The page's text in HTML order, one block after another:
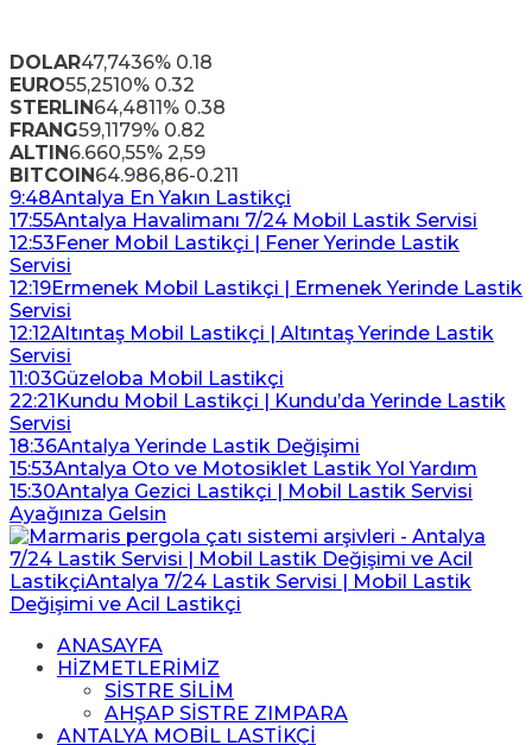
DOLAR47,7436% 0.18
EURO55,2510% 0.32
STERLIN64,4811% 0.38
FRANG59,1179% 0.82
ALTIN6.660,55% 2,59
BITCOIN64.986,86-0.211
9:48Antalya En Yakın Lastikçi
17:55Antalya Havalimanı 7/24 Mobil Lastik Servisi
12:53Fener Mobil Lastikçi | Fener Yerinde Lastik
Servisi
12:19Ermenek Mobil Lastikçi | Ermenek Yerinde Lastik
Servisi
12:12Altıntaş Mobil Lastikçi | Altıntaş Yerinde Lastik
Servisi
11:03Güzeloba Mobil Lastikçi
22:21Kundu Mobil Lastikçi | Kundu’da Yerinde Lastik
Servisi
18:36Antalya Yerinde Lastik Değişimi
15:53Antalya Oto ve Motosiklet Lastik Yol Yardım
15:30Antalya Gezici Lastikçi | Mobil Lastik Servisi
Ayağınıza Gelsin
ANASAYFA
HİZMETLERİMİZ
SİSTRE SİLİM
AHŞAP SİSTRE ZIMPARA
ANTALYA MOBİL LASTİKÇİ